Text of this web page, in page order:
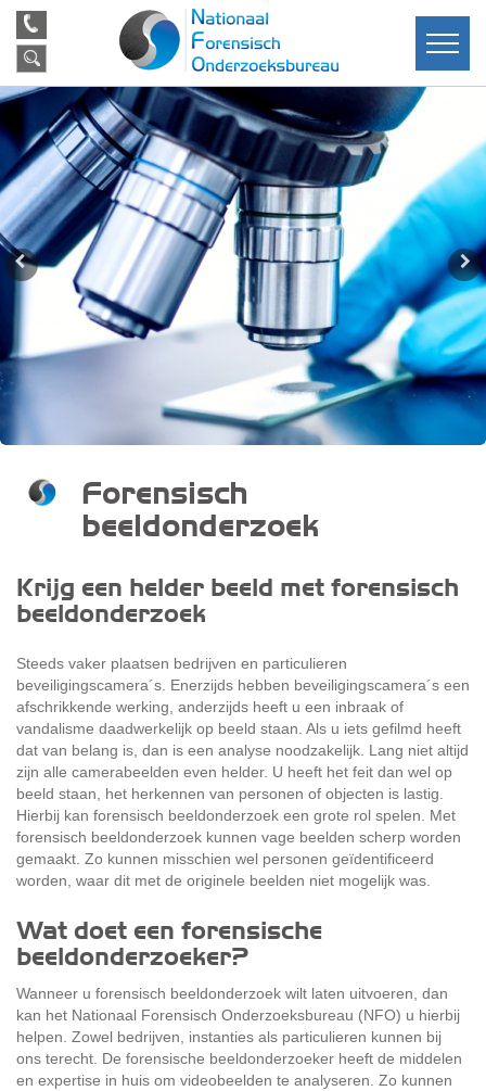
Forensisch
beeldonderzoek
Krijg een helder beeld met forensisch
beeldonderzoek
Steeds vaker plaatsen bedrijven en particulieren
beveiligingscamera´s. Enerzijds hebben beveiligingscamera´s een
afschrikkende werking, anderzijds heeft u een inbraak of
vandalisme daadwerkelijk op beeld staan. Als u iets gefilmd heeft
dat van belang is, dan is een analyse noodzakelijk. Lang niet altijd
zijn alle camerabeelden even helder. U heeft het feit dan wel op
beeld staan, het herkennen van personen of objecten is lastig.
Hierbij kan forensisch beeldonderzoek een grote rol spelen. Met
forensisch beeldonderzoek kunnen vage beelden scherp worden
gemaakt. Zo kunnen misschien wel personen geïdentificeerd
worden, waar dit met de originele beelden niet mogelijk was.
Wat doet een forensische
beeldonderzoeker?
Wanneer u forensisch beeldonderzoek wilt laten uitvoeren, dan
kan het Nationaal Forensisch Onderzoeksbureau (NFO) u hierbij
helpen. Zowel bedrijven, instanties als particulieren kunnen bij
ons terecht. De forensische beeldonderzoeker heeft de middelen
en expertise in huis om videobeelden te analyseren. Zo kunnen